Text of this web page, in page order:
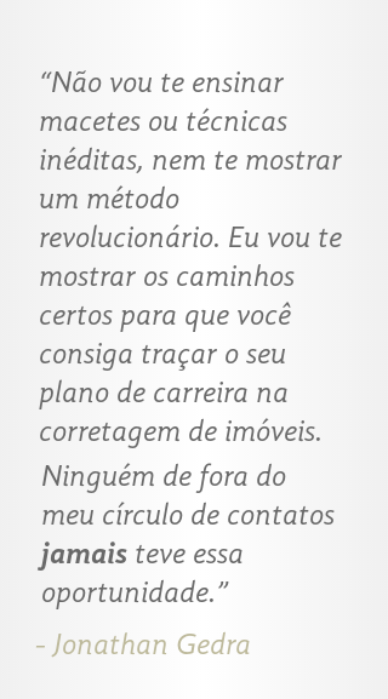
- Jonathan Gedra
“Não vou te ensinar
macetes ou técnicas
inéditas, nem te mostrar
um método
revolucionário. Eu vou te
mostrar os caminhos
certos para que você
consiga traçar o seu
plano de carreira na
corretagem de imóveis.
Ninguém de fora do
meu círculo de contatos
jamais teve essa
oportunidade.”